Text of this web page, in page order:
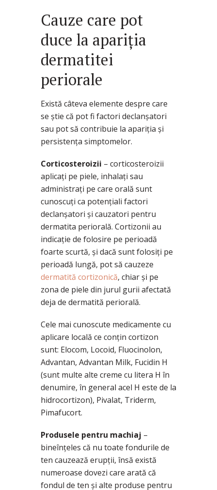
Cauze care pot
duce la apariția
dermatitei
periorale
Există câteva elemente despre care
se știe că pot fi factori declanșatori
sau pot să contribuie la apariția și
persistența simptomelor.
Corticosteroizii – corticosteroizii
aplicați pe piele, inhalați sau
administrați pe care orală sunt
cunoscuți ca potențiali factori
declanșatori și cauzatori pentru
dermatita periorală. Cortizonii au
indicație de folosire pe perioadă
foarte scurtă, și dacă sunt folosiți pe
perioadă lungă, pot să cauzeze
dermatită cortizonică, chiar și pe
zona de piele din jurul gurii afectată
deja de dermatită periorală.
Cele mai cunoscute medicamente cu
aplicare locală ce conțin cortizon
sunt: Elocom, Locoid, Fluocinolon,
Advantan, Advantan Milk, Fucidin H
(sunt multe alte creme cu litera H în
denumire, în general acel H este de la
hidrocortizon), Pivalat, Triderm,
Pimafucort.
Produsele pentru machiaj –
bineînțeles că nu toate fondurile de
ten cauzează erupții, însă există
numeroase dovezi care arată că
fondul de ten și alte produse pentru